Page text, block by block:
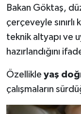
Bakan Göktaş,
çerçeveyle sınırlı
teknik altyapı ve
hazırlandığını
Özellikle yaş
çalışmaların